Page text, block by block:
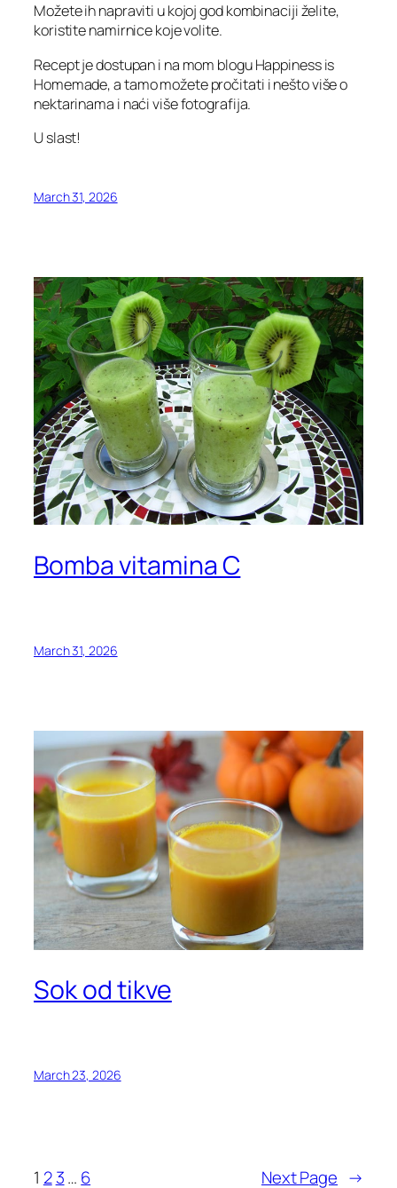
Možete ih napraviti u kojoj god kombinaciji želite,
koristite namirnice koje volite.
Recept je dostupan i na mom blogu Happiness is
Homemade, a tamo možete pročitati i nešto više o
nektarinama i naći više fotografija.
U slast!
March 31, 2026
Bomba vitamina C
March 31, 2026
Sok od tikve
March 23, 2026
1 2 3… 6 Next Page →